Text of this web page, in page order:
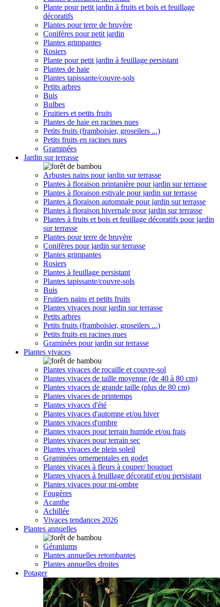
Plante pour petit jardin à fruits et bois et feuillage
décoratifs
Plantes pour terre de bruyère
Conifères pour petit jardin
Plantes grimpantes
Rosiers
Plante pour petit jardin à feuillage persistant
Plantes de haie
Plantes tapissante/couvre-sols
Petits arbres
Buis
Bulbes
Fruitiers et petits fruits
Plantes de haie en racines nues
Petits fruits (framboisier, groseilers ...)
Petits fruits en racines nues
Graminées
Jardin sur terrasse
Arbustes nains pour jardin sur terrasse
Plantes à floraison printanière pour jardin sur terrasse
Plantes à floraison estivale pour jardin sur terrasse
Plantes à floraison automnale pour jardin sur terrasse
Plantes à floraison hivernale pour jardin sur terrasse
Plantes à fruits et bois et feuillage décoratifs pour jardin
sur terrasse
Plantes pour terre de bruyère
Conifères pour jardin sur terrasse
Plantes grimpantes
Rosiers
Plantes à feuillage persistant
Plantes tapissante/couvre-sols
Buis
Fruitiers nains et petits fruits
Plantes vivaces pour jardin sur terrasse
Petits arbres
Petits fruits (framboisier, groseilers ...)
Petits fruits en racines nues
Graminées pour jardin sur terrasse
Plantes vivaces
Plantes vivaces de rocaille et couvre-sol
Plantes vivaces de taille moyenne (de 40 à 80 cm)
Plantes vivaces de grande taille (plus de 80 cm)
Plantes vivaces de printemps
Plantes vivaces d'été
Plantes vivaces d'automne et/ou hiver
Plantes vivaces d'ombre
Plantes vivaces pour terrain humide et/ou frais
Plantes vivaces pour terrain sec
Plantes vivaces de plein soleil
Graminées ornementales en godet
Plantes vivaces à fleurs à couper/ bouquet
Plantes vivaces à feuillage décoratif et/ou persistant
Plantes vivaces pour mi-ombre
Fougères
Acanthe
Achillée
Vivaces tendances 2026
Plantes annuelles
Géraniums
Plantes annuelles retombantes
Plantes annuelles droites
Potager